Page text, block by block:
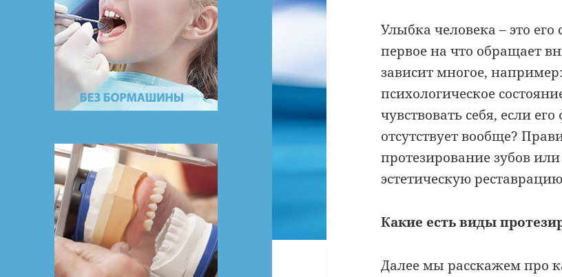
Улыбка человека – это
первое на что обращает
зависит многое,
психологическое
чувствовать себя, если
отсутствует вообще?
протезирование зубов
эстетическую
Какие есть виды
Далее мы расскажем про